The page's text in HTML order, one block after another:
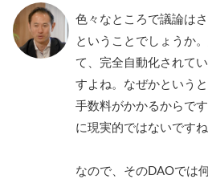
色々なところで議論はさ
ということでしょうか
て、完全自動化されて
すよね。なぜかという
手数料がかかるからで
に現実的ではないですね
なので、そのDAOでは